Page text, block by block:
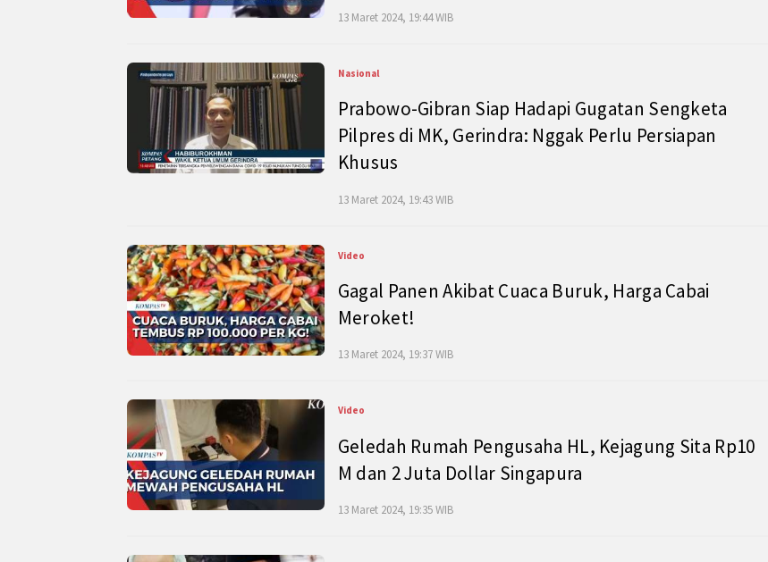
13 Maret 2024, 19:44 WIB
Nasional
Prabowo-Gibran Siap Hadapi Gugatan Sengketa
Pilpres di MK, Gerindra: Nggak Perlu Persiapan
Khusus
13 Maret 2024, 19:43 WIB
Video
Gagal Panen Akibat Cuaca Buruk, Harga Cabai
Meroket!
13 Maret 2024, 19:37 WIB
Video
Geledah Rumah Pengusaha HL, Kejagung Sita Rp10
M dan 2 Juta Dollar Singapura
13 Maret 2024, 19:35 WIB